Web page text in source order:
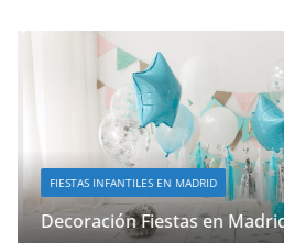
FIESTAS INFANTILES EN MADRID
Decoración Fiestas en Madrid